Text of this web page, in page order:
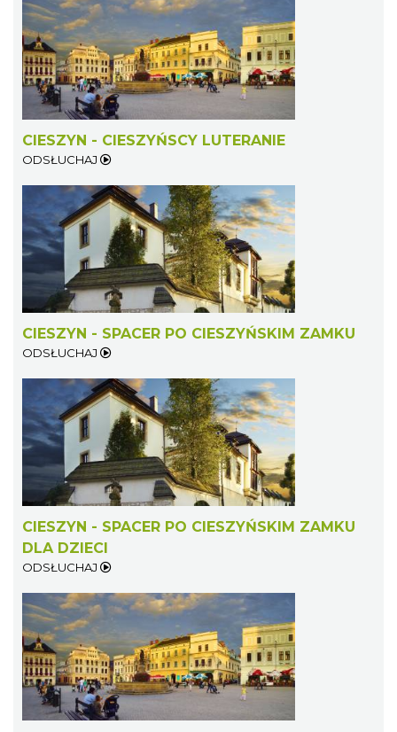
Cieszyn
2026-08-30
1.94 km
Cieszyn
2026-09-06
1.94 km
Cieszyn
1.94 km
Cieszyn
2026-09-20
1.94 km
CIESZYN - CIESZYŃSCY LUTERANIE
ODSŁUCHAJ
CIESZYN - SPACER PO CIESZYŃSKIM ZAMKU
ODSŁUCHAJ
CIESZYN - SPACER PO CIESZYŃSKIM ZAMKU
DLA DZIECI
ODSŁUCHAJ